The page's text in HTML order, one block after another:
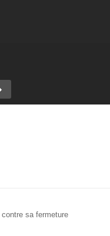
sa fermeture